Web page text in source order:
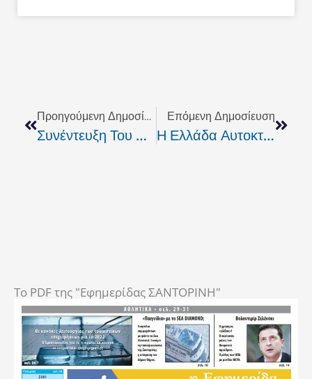
Προηγούμενη Δημοσίευση
Συνέντευξη Του Δ. Καρέλα Για Τις Εκλογές Στο ΚΙΝΑΛ-ΠΑΣΟΚ
Επόμενη Δημοσίευση
Η Ελλάδα Αυτοκτονεί Ενεργειακά Προς Όφελος Της Τουρκίας!
To PDF της "Εφημερίδας ΣΑΝΤΟΡΙΝΗ"